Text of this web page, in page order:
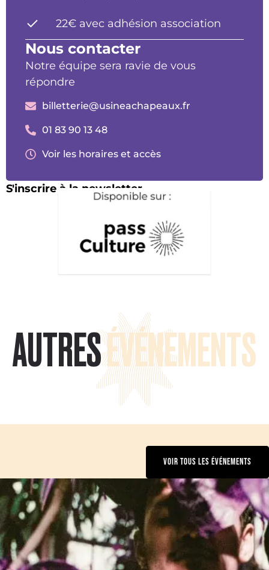
22€ avec adhésion association
Nous contacter
Notre équipe sera ravie de vous
répondre
billetterie@usineachapeaux.fr
01 83 90 13 48
Voir les horaires et accès
S'inscrire à la newsletter
AUTRESÉVÉNEMENTS
VOIR TOUS LES ÉVÉNEMENTS